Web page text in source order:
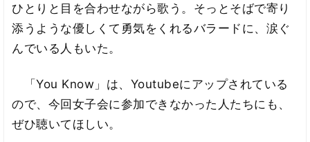
ひとりと目を合わせながら歌う。そっとそばで寄り
添うような優しくて勇気をくれるバラードに、涙ぐ
んでいる人もいた。
「You Know」は、Youtubeにアップされている
ので、今回女子会に参加できなかった人たちにも、
ぜひ聴いてほしい。